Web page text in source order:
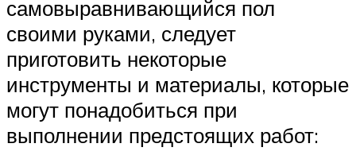
самовыравнивающийся пол
своими руками, следует
приготовить некоторые
инструменты и материалы, которые
могут понадобиться при
выполнении предстоящих работ: